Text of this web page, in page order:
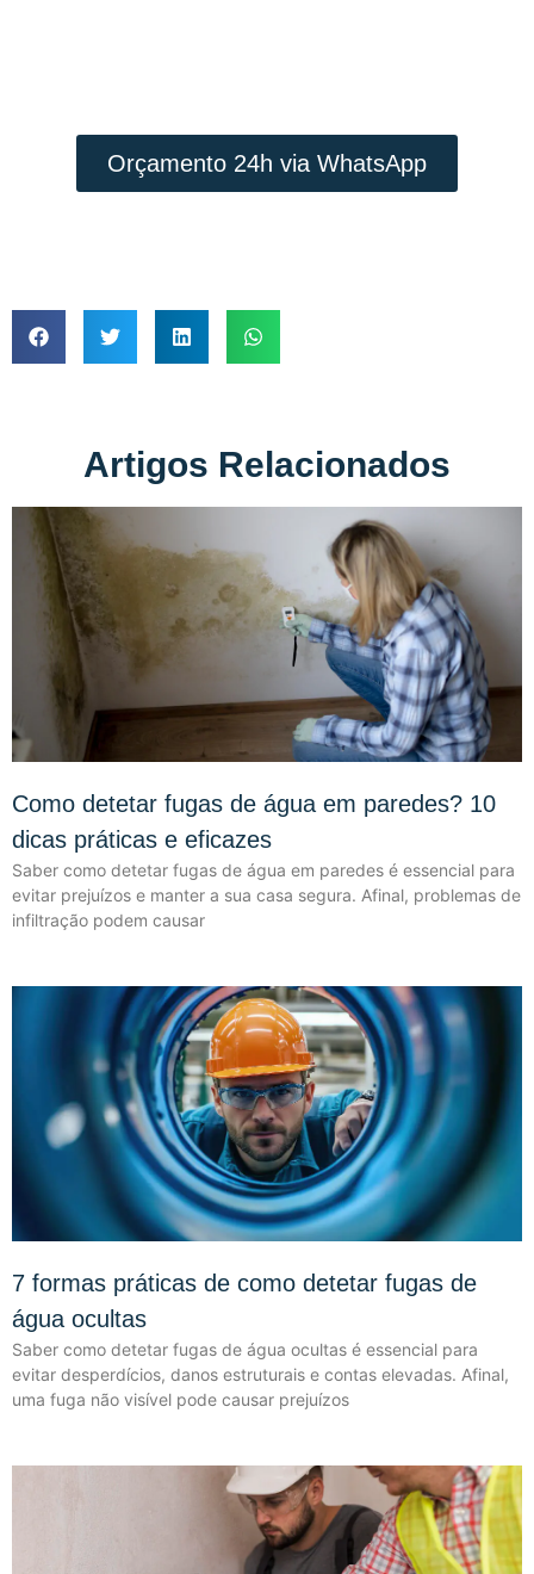
Orçamento 24h via WhatsApp
Artigos Relacionados
Como detetar fugas de água em paredes? 10
dicas práticas e eficazes
Saber como detetar fugas de água em paredes é essencial para
evitar prejuízos e manter a sua casa segura. Afinal, problemas de
infiltração podem causar
7 formas práticas de como detetar fugas de
água ocultas
Saber como detetar fugas de água ocultas é essencial para
evitar desperdícios, danos estruturais e contas elevadas. Afinal,
uma fuga não visível pode causar prejuízos